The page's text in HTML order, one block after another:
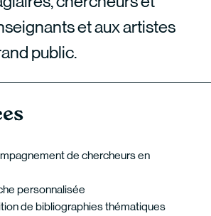
et aux artistes
public.
de chercheurs en
personnalisée
de bibliographies thématiques